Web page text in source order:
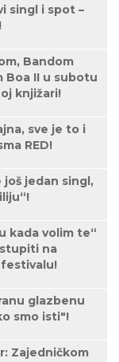
singl i spot –
Bandom
Boa II u subotu
knjižari!
sve je to i
RED!
još jedan singl,
kada volim te“
na
glazbenu
smo isti"!
Zajedničkom